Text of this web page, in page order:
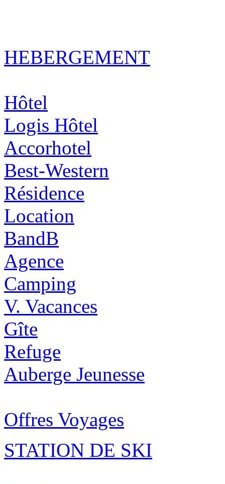
HEBERGEMENT
Hôtel
Logis Hôtel
Accorhotel
Best-Western
Résidence
Location
BandB
Agence
Camping
V. Vacances
Gîte
Refuge
Auberge Jeunesse
Offres Voyages
STATION DE SKI